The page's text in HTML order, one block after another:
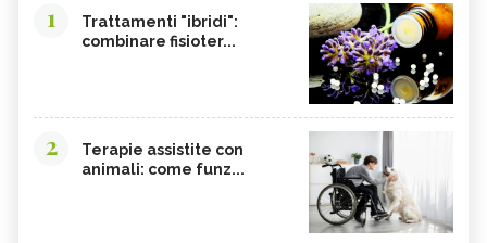
1
Trattamenti "ibridi":
combinare fisioter...
2
Terapie assistite con
animali: come funz...